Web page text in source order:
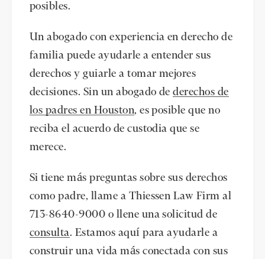
posibles.
Un abogado con experiencia en derecho de
familia puede ayudarle a entender sus
derechos y guiarle a tomar mejores
decisiones. Sin un abogado dederechos de
los padres en Houston, es posible que no
reciba el acuerdo de custodia que se
merece.
Si tiene más preguntas sobre sus derechos
como padre, llame a Thiessen Law Firm al
713-8640-9000 o llene una solicitud de
consulta. Estamos aquí para ayudarle a
construir una vida más conectada con sus